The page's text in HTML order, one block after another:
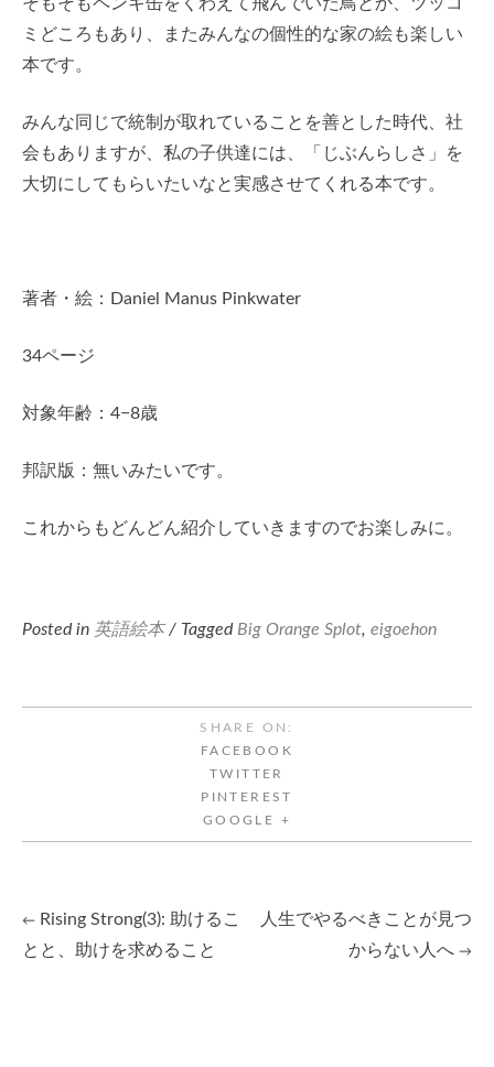
ミどころもあり、またみんなの個性的な家の絵も楽しい
本です。
みんな同じで統制が取れていることを善とした時代、社
会もありますが、私の子供達には、「じぶんらしさ」を
大切にしてもらいたいなと実感させてくれる本です。
著者・絵：Daniel Manus Pinkwater
34ページ
対象年齢：4−8歳
邦訳版：無いみたいです。
これからもどんどん紹介していきますのでお楽しみに。
Posted in 英語絵本 / Tagged Big Orange Splot, eigoehon
SHARE ON:
FACEBOOK
TWITTER
PINTEREST
GOOGLE +
Post
← Rising Strong(3): 助けるこ
とと、助けを求めること
人生でやるべきことが見つ
からない人へ →